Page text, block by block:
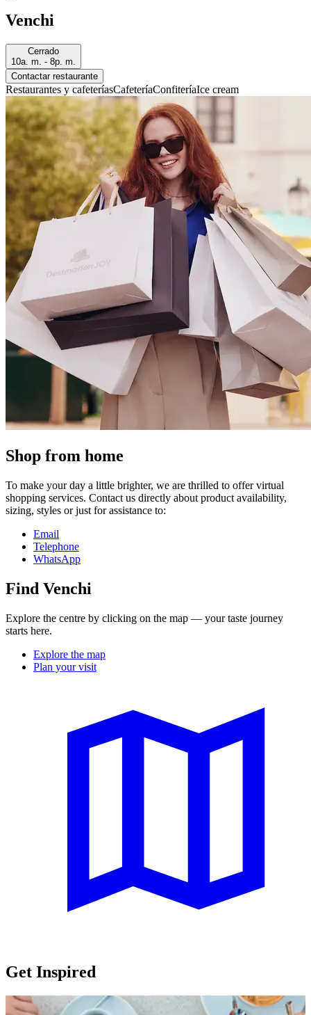
Venchi
Cerrado
10a. m. - 8p. m.
Contactar restaurante
Restaurantes y cafeteríasCafeteríaConfiteríaIce cream
Shop from home
To make your day a little brighter, we are thrilled to offer virtual
shopping services. Contact us directly about product availability,
sizing, styles or just for assistance to:
Email
Telephone
WhatsApp
Find Venchi
Explore the centre by clicking on the map — your taste journey
starts here.
Explore the map
Plan your visit
Get Inspired